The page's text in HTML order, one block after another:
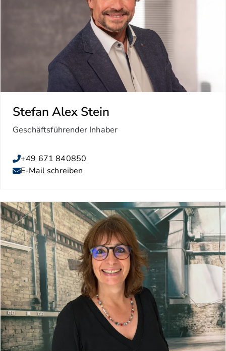
Stefan Alex Stein
Geschäftsführender Inhaber
+49 671 840850
E-Mail schreiben